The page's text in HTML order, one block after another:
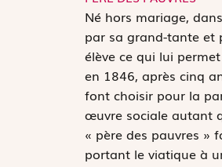
Né hors mariage,
par sa grand-tante et
élève ce qui lui
en 1846, après cinq
font choisir pour la
œuvre sociale autant
« père des pauvres »
portant le viatique à